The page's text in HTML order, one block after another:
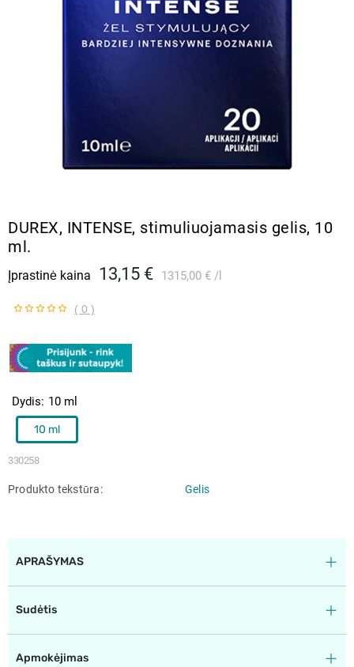
DUREX, INTENSE, stimuliuojamasis gelis, 10
ml.
Įprastinė kaina 13,15 € 1315,00 €
( 0 )
330258
Dydis 10 ml
10 ml
Produkto tekstūra Gelis
APRAŠYMAS
Sudėtis
Apmokėjimas